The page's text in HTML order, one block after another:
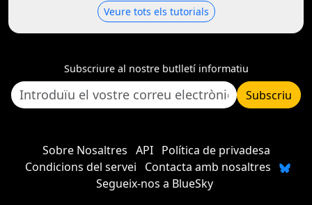
Veure tots els tutorials
Subscriure al nostre butlletí informatiu
Subscriu
Sobre Nosaltres API
Política de privadesa
Condicions del servei
Contacta amb nosaltres
Segueix-nos a BlueSky